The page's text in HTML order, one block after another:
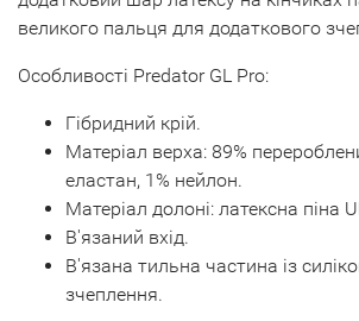
великого пальця для додаткового
Особливості Predator GL Pro:
Гібридний крій.
Матеріал верха: 89%
еластан, 1% нейлон.
Матеріал долоні: латексна піна
В'язаний вхід.
В'язана тильна частина із
зчеплення.